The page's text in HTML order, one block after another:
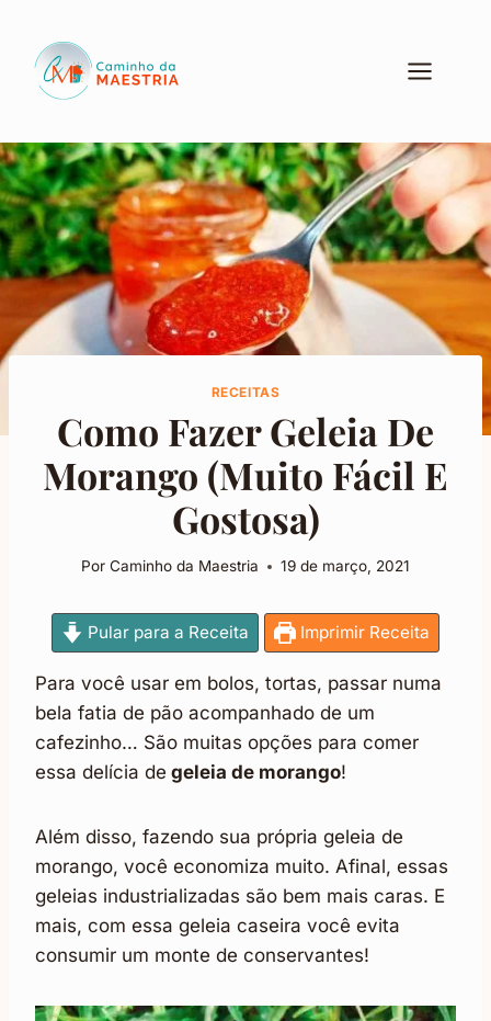
Conteúdo
RECEITAS
Como Fazer Geleia De
Morango (Muito Fácil E
Gostosa)
Por Caminho da Maestria 19 de março, 2021
Pular para a Receita Imprimir Receita
Para você usar em bolos, tortas, passar numa
bela fatia de pão acompanhado de um
cafezinho… São muitas opções para comer
essa delícia de geleia de morango!
Além disso, fazendo sua própria geleia de
morango, você economiza muito. Afinal, essas
geleias industrializadas são bem mais caras. E
mais, com essa geleia caseira você evita
consumir um monte de conservantes!